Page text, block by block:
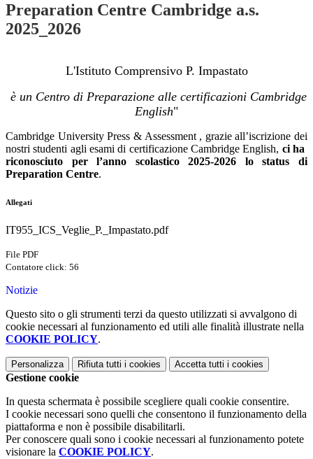
Preparation Centre Cambridge a.s.
2025_2026
L'Istituto Comprensivo P. Impastato
è un Centro di Preparazione alle certificazioni Cambridge
English"
Cambridge University Press & Assessment , grazie all’iscrizione dei
nostri studenti agli esami di certificazione Cambridge English, ci ha
riconosciuto per l’anno scolastico 2025-2026 lo
status di
Preparation Centre.
Allegati
IT955_ICS_Veglie_P._Impastato.pdf
File PDF
Contatore click: 56
Notizie
Questo sito o gli strumenti terzi da questo utilizzati si avvalgono di
cookie necessari al funzionamento ed utili alle finalità illustrate nella
COOKIE POLICY.
Personalizza Rifiuta tutti i cookies Accetta tutti i cookies
Gestione cookie
In questa schermata è possibile scegliere quali cookie consentire.
I cookie necessari sono quelli che consentono il funzionamento della
piattaforma e non è possibile disabilitarli.
Per conoscere quali sono i cookie necessari al funzionamento potete
visionare la COOKIE POLICY.